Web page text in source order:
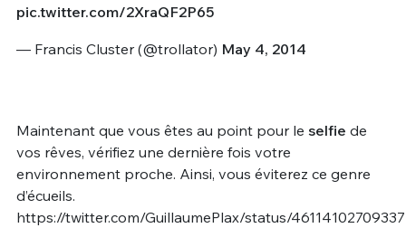
pic.twitter.com/2XraQF2P65
— Francis Cluster (@trollator) May 4, 2014
Maintenant que vous êtes au point pour le selfie de
vos rêves, vérifiez une dernière fois votre
environnement proche. Ainsi, vous éviterez ce genre
d’écueils.
https://twitter.com/GuillaumePlax/status/